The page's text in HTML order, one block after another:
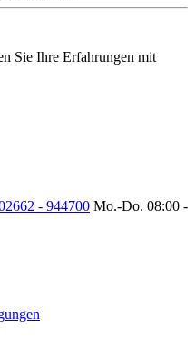
Sie Ihre Erfahrungen mit
- 944700 Mo.-Do. 08:00 -